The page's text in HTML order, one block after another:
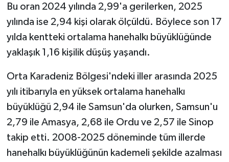
Bu oran 2024 yılında 2,99'a gerilerken, 2025
yılında ise 2,94 kişi olarak ölçüldü. Böylece son 17
yılda kentteki ortalama hanehalkı büyüklüğünde
yaklaşık 1,16 kişilik düşüş yaşandı.
Orta Karadeniz Bölgesi'ndeki iller arasında 2025
yılı itibarıyla en yüksek ortalama hanehalkı
büyüklüğü 2,94 ile Samsun'da olurken, Samsun'u
2,79 ile Amasya, 2,68 ile Ordu ve 2,57 ile Sinop
takip etti. 2008-2025 döneminde tüm illerde
hanehalkı büyüklüğünün kademeli şekilde azalması